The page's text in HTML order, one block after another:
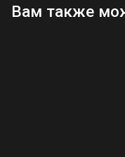
Вам также